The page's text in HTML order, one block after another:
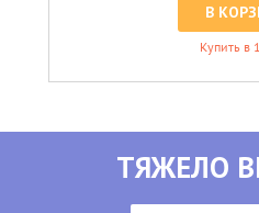
В
Купить в
ТЯЖЕЛО